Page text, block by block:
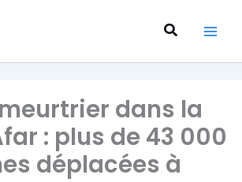
dans la
: plus de 43 000
déplacées à